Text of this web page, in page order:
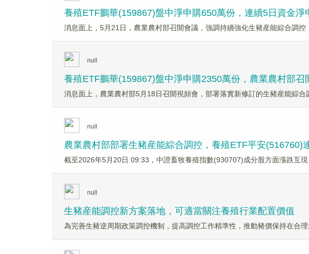
養殖ETF鵬華(159867)盤中淨申購650萬份，連續5日資金淨
消息面上，5月21日，農業農村部召開會議，強調持續強化生豬産能綜合調控
null
養殖ETF鵬華(159867)盤中淨申購2350萬份，農業農村部
消息面上，農業農村部5月18日召開視頻會，部署落實新修訂的生豬産能綜合
null
農業農村部部署生豬産能綜合調控，養殖ETF平安(516760)
截至2026年5月20日 09:33，中證畜牧養殖指數(930707)成分股方面漲跌互
null
生豬産能調控新方案落地，可適當關注養殖行業配置價值
為完善生豬逆周期政策調控機制，提高調控工作精準性，推動豬價保持在合